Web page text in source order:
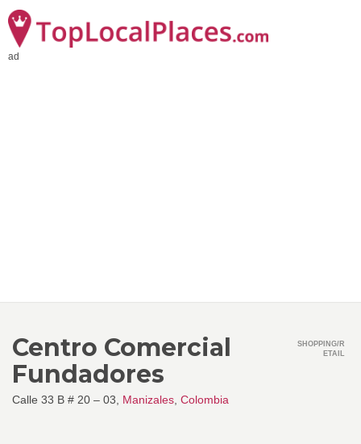
ad
Centro Comercial
Fundadores
Calle 33 B # 20 – 03, Manizales Colombia
SHOPPING/R
ETAIL